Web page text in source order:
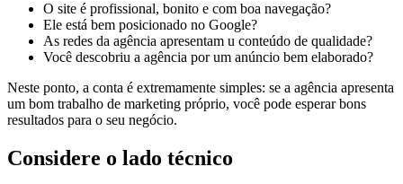
O site é profissional, bonito e com boa navegação?
Ele está bem posicionado no Google?
As redes da agência apresentam u conteúdo de qualidade?
Você descobriu a agência por um anúncio bem elaborado?
Neste ponto, a conta é extremamente simples: se a agência apresenta
um bom trabalho de marketing próprio, você pode esperar bons
resultados para o seu negócio.
Considere o lado técnico